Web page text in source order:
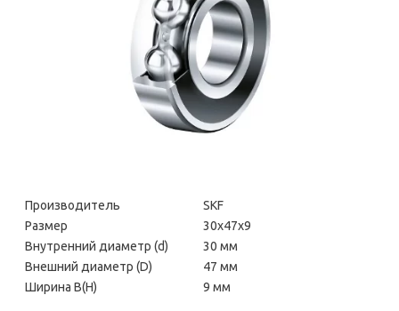
Производитель
SKF
Размер
30х47х9
Внутренний диаметр (d)
30 мм
Внешний диаметр (D)
47 мм
Ширина В(H)
9 мм